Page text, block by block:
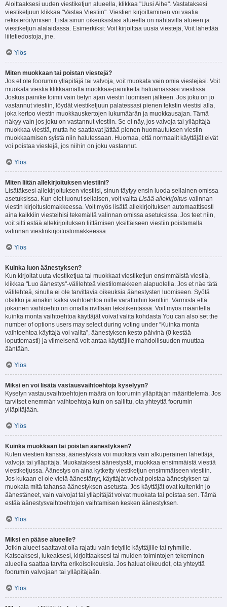
Aloittaaksesi uuden viestiketjun alueella, klikkaa "Uusi Aihe". Vastataksesi
viestiketjuun klikkaa "Vastaa Viestiin". Viestien kirjoittaminen voi vaatia
rekisteröitymisen. Lista sinun oikeuksistasi alueella on nähtävillä alueen ja
viestiketjun alalaidassa. Esimerkiksi: Voit kirjoittaa uusia viestejä, Voit lähettää
liitetiedostoja, jne.
Ylös
Miten muokkaan tai poistan viestejä?
Jos et ole foorumin ylläpitäjä tai valvoja, voit muokata vain omia viestejäsi. Voit
muokata viestiä klikkaamalla muokkaa-painiketta haluamassasi viestissä.
Joskus painike toimii vain tietyn ajan viestin luomisen jälkeen. Jos joku on jo
vastannut viestiin, löydät viestiketjuun palatessasi pienen tekstin viestisi alla,
joka kertoo viestin muokkauskertojen lukumäärän ja muokkausajan. Tämä
näkyy vain jos joku on vastannut viestiin. Se ei näy, jos valvoja tai ylläpitäjä
muokkaa viestiä, mutta he saattavat jättää pienen huomautuksen viestin
muokkaamisen syistä niin halutessaan. Huomaa, että normaalit käyttäjät eivät
voi poistaa viestejä, jos niihin on joku vastannut.
Ylös
Miten liitän allekirjoituksen viestiini?
Lisätäksesi allekirjoituksen viestiisi, sinun täytyy ensin luoda sellainen omissa
asetuksissa. Kun olet luonut sellaisen, voit valita Lisää allekirjoitus-valinnan
viestin kirjoituslomakkeessa. Voit myös lisätä allekirjoituksen automaattisesti
aina kaikkiin viesteihisi tekemällä valinnan omissa asetuksissa. Jos teet niin,
voit silti estää allekirjoituksen liittämisen yksittäiseen viestiin poistamalla
valinnan viestinkirjoituslomakkeessa.
Ylös
Kuinka luon äänestyksen?
Kun kirjoitat uuta viestiketjua tai muokkaat viestiketjun ensimmäistä viestiä,
klikkaa "Luo äänestys"-välilehteä viestilomakkeen alapuolella. Jos et näe tätä
välilehteä, sinulla ei ole tarvittavia oikeuksia äänestysten luomiseen. Syötä
otsikko ja ainakin kaksi vaihtoehtoa niille varattuihin kenttiin. Varmista että
jokainen vaihtoehto on omalla rivillään tekstikentässä. Voit myös määritellä
kuinka monta vaihtoehtoa käyttäjät voivat valita kohdasta You can also set the
number of options users may select during voting under “Kuinka monta
vaihtoehtoa käyttäjä voi valita”, äänestyksen kesto päivinä (0 kestää
loputtomasti) ja viimeisenä voit antaa käyttäjille mahdollisuuden muuttaa
ääntään.
Ylös
Miksi en voi lisätä vastausvaihtoehtoja kyselyyn?
Kyselyn vastausvaihtoehtojen määrä on foorumin ylläpitäjän määrittelemä. Jos
tarvitset enemmän vaihtoehtoja kuin on sallittu, ota yhteyttä foorumin
ylläpitäjään.
Ylös
Kuinka muokkaan tai poistan äänestyksen?
Kuten viestien kanssa, äänestyksiä voi muokata vain alkuperäinen lähettäjä,
valvoja tai ylläpitäjä. Muokataksesi äänestystä, muokkaa ensimmäistä viestiä
viestiketjussa. Äänestys on aina kytketty viestiketjun ensimmäiseen viestiin.
Jos kukaan ei ole vielä äänestänyt, käyttäjät voivat poistaa äänestyksen tai
muokata mitä tahansa äänestyksen asetusta. Jos käyttäjät ovat kuitenkin jo
äänestäneet, vain valvojat tai ylläpitäjät voivat muokata tai poistaa sen. Tämä
estää äänestysvaihtoehtojen vaihtamisen kesken äänestyksen.
Ylös
Miksi en pääse alueelle?
Jotkin alueet saattavat olla rajattu vain tietyille käyttäjille tai ryhmille.
Katsoaksesi, lukeaksesi, kirjoittaaksesi tai muiden toimintojen tekeminen
alueella saattaa tarvita erikoisoikeuksia. Jos haluat oikeudet, ota yhteyttä
foorumin valvojaan tai ylläpitäjään.
Ylös